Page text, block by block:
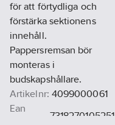
för att förtydliga och
förstärka sektionens
innehåll.
Pappersremsan bör
monteras i
budskapshållare.
Artikelnr: 4099000061
Ean
7318270105251